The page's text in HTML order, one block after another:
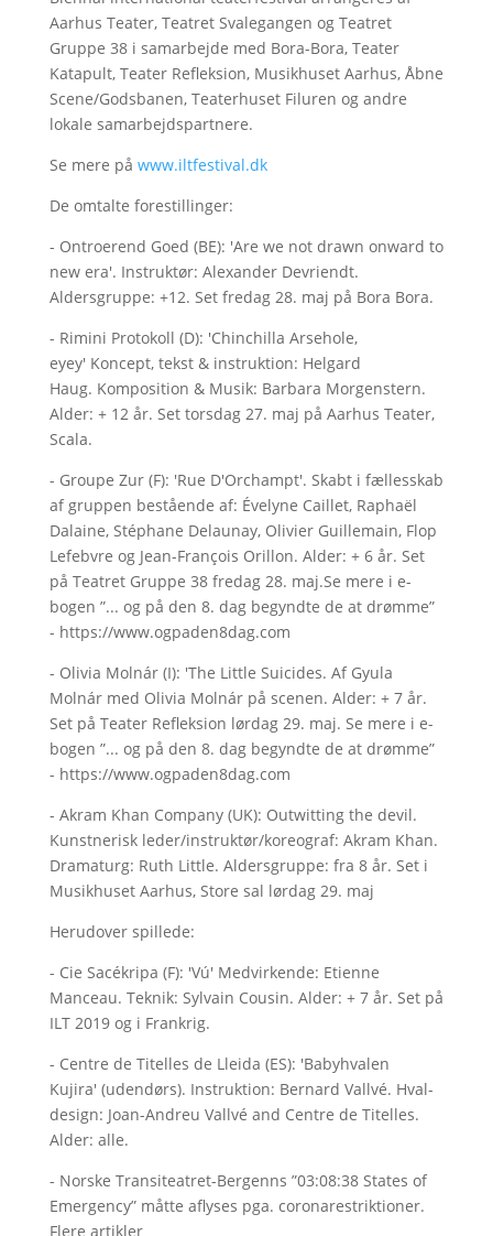
Aarhus Teater, Teatret Svalegangen og Teatret
Gruppe 38 i samarbejde med Bora-Bora, Teater
Katapult, Teater Refleksion, Musikhuset Aarhus, Åbne
Scene/Godsbanen, Teaterhuset Filuren og andre
lokale samarbejdspartnere.
Se mere på www.iltfestival.dk
De omtalte forestillinger:
- Ontroerend Goed (BE): 'Are we not drawn onward to
new era'. Instruktør: Alexander Devriendt.
Aldersgruppe: +12. Set fredag 28. maj på Bora Bora.
- Rimini Protokoll (D): 'Chinchilla Arsehole,
eyey' Koncept, tekst & instruktion: Helgard
Haug. Komposition & Musik: Barbara Morgenstern.
Alder: + 12 år. Set torsdag 27. maj på Aarhus Teater,
Scala.
- Groupe Zur (F): 'Rue D'Orchampt'. Skabt i fællesskab
af gruppen bestående af: Évelyne Caillet, Raphaël
Dalaine, Stéphane Delaunay, Olivier Guillemain, Flop
Lefebvre og Jean-François Orillon. Alder: + 6 år. Set
på Teatret Gruppe 38 fredag 28. maj.Se mere i e-
bogen ”... og på den 8. dag begyndte de at drømme”
- https://www.ogpaden8dag.com
- Olivia Molnár (I): 'The Little Suicides. Af Gyula
Molnár med Olivia Molnár på scenen. Alder: + 7 år.
Set på Teater Refleksion lørdag 29. maj. Se mere i e-
bogen ”... og på den 8. dag begyndte de at drømme”
- https://www.ogpaden8dag.com
- Akram Khan Company (UK): Outwitting the devil.
Kunstnerisk leder/instruktør/koreograf: Akram Khan.
Dramaturg: Ruth Little. Aldersgruppe: fra 8 år. Set i
Musikhuset Aarhus, Store sal lørdag 29. maj
Herudover spillede:
- Cie Sacékripa (F): 'Vú' Medvirkende: Etienne
Manceau. Teknik: Sylvain Cousin. Alder: + 7 år. Set på
ILT 2019 og i Frankrig.
- Centre de Titelles de Lleida (ES): 'Babyhvalen
Kujira' (udendørs). Instruktion: Bernard Vallvé. Hval-
design: Joan-Andreu Vallvé and Centre de Titelles.
Alder: alle.
- Norske Transiteatret-Bergenns ”03:08:38 States of
Emergency” måtte aflyses pga. coronarestriktioner.
Flere artikler